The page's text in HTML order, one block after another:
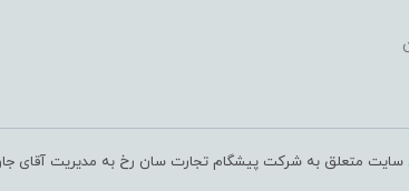
سایت متعلق به شرکت پیشگام تجارت سان رخ به مدیریت آقای